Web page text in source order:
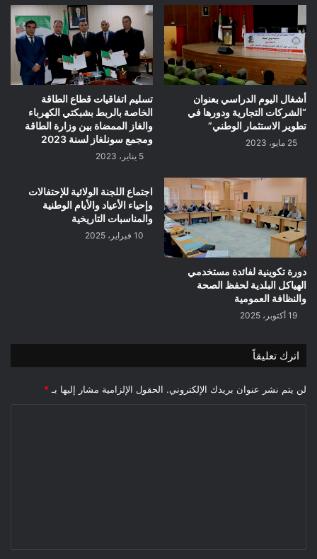
أشغال اليوم الدراسي بعنوان
“الشركات التجارية ودورها في
تطوير الاستثمار الوطني”
25 مايو، 2023
تسليم اتفاقيات قطاع الطاقة
الخاصة بالربط بشبكتي الكهرباء
والغاز الممضاة بين وزارة الطاقة
ومجمع سونلغاز لسنة 2023
5 يناير، 2023
دورة تكوينية لفائدة مستخدمي
الهياكل البلدية لحفظ الصحة
والنظافة العمومية
19 أكتوبر، 2025
اجتماع اللجنة الولائية للإحتفالات
وإحياء الأعياد والأيام الوطنية
والمناسبات التاريخية
10 فبراير، 2025
اترك تعليقاً
لن يتم نشر عنوان بريدك الإلكتروني. الحقول الإلزامية مشار إليها بـ *